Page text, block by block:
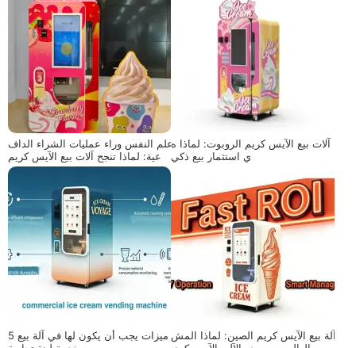
علم النفس وراء عمليات الشراء الداف
عية: لماذا تنجح آلات بيع الآيس كريم
آلات بيع الآيس كريم الروبوت: لماذا ه
ي استثمار بيع ذكي
5 ميزات يجب أن يكون لها في آلة بيع
آلة بيع الآيس كريم الصين: لماذا المش